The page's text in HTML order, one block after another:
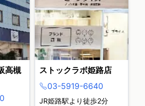
高槻
ストックラボ姫路店
03-5919-6640
JR姫路駅より徒歩2分